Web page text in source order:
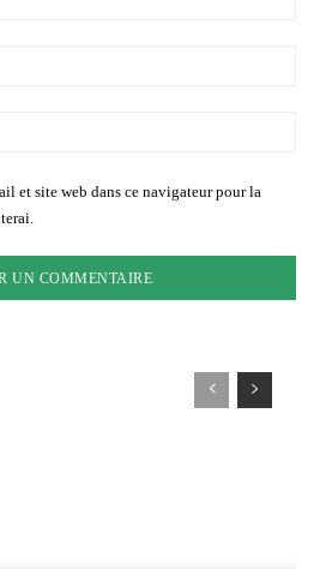
et site web dans ce navigateur pour la